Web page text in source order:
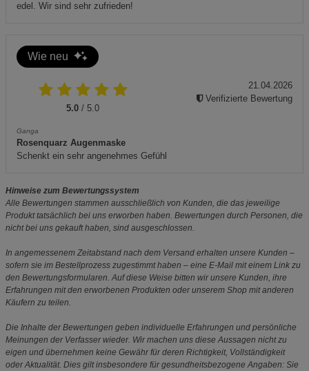
edel. Wir sind sehr zufrieden!
Wie neu
5.0 / 5.0
Ganga
Rosenquarz Augenmaske
Schenkt ein sehr angenehmes Gefühl
21.04.2026
Verifizierte Bewertung
Hinweise zum Bewertungssystem
Alle Bewertungen stammen ausschließlich von Kunden, die das jeweilige
Produkt tatsächlich bei uns erworben haben. Bewertungen durch Personen, die
nicht bei uns gekauft haben, sind ausgeschlossen.
In angemessenem Zeitabstand nach dem Versand erhalten unsere Kunden –
sofern sie im Bestellprozess zugestimmt haben – eine E-Mail mit einem Link zu
den Bewertungsformularen. Auf diese Weise bitten wir unsere Kunden, ihre
Erfahrungen mit den erworbenen Produkten oder unserem Shop mit anderen
Käufern zu teilen.
Die Inhalte der Bewertungen geben individuelle Erfahrungen und persönliche
Meinungen der Verfasser wieder. Wir machen uns diese Aussagen nicht zu
eigen und übernehmen keine Gewähr für deren Richtigkeit, Vollständigkeit
oder Aktualität. Dies gilt insbesondere für gesundheitsbezogene Angaben: Sie